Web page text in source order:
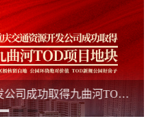
【喜报】重庆交通资源开发公司成功取得九曲河TOD项目地块 激活区域新活力
五里店TOD项目下部主体建筑消防安全评估项目比选公告
椿萱大道等4个开发用地公交站场委托咨询服务项目比选公告